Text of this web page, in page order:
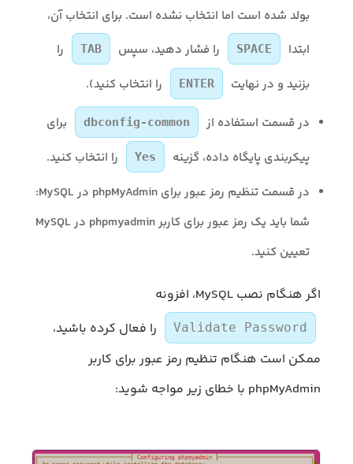
بولد شده است اما انتخاب نشده است. برای انتخاب آن،
ابتدا
SPACE را فشار دهید، سپس TAB
را
بزنید و در نهایت
ENTER را انتخاب کنید).
در قسمت استفاده از dbconfig-common
برای
پیکربندی پایگاه داده، گزینه
Yes
را انتخاب کنید.
در قسمت تنظیم رمز عبور برای phpMyAdmin در MySQL:
شما باید یک رمز عبور برای کاربر phpmyadmin در MySQL
تعیین کنید.
اگر هنگام نصب MySQL، افزونه
Validate Password
را فعال کرده باشید،
ممکن است هنگام تنظیم رمز عبور برای کاربر
phpMyAdmin با خطای زیر مواجه شوید: